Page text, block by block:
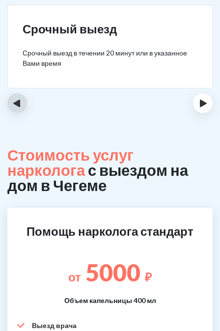
Срочный выезд
Срочный выезд в течении 20 минут или в указанное
Вами время
‹ ›
Стоимость услуг
наркологас выездом на
дом в Чегеме
Помощь нарколога стандарт
от 5000 ₽
Объем капельницы 400 мл
Выезд врача